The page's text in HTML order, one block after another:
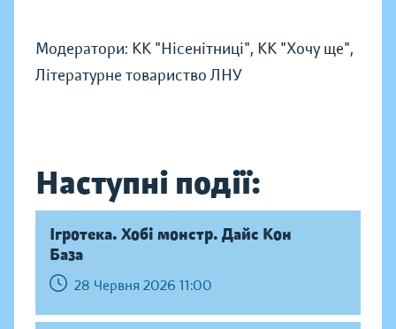
Модератори: КК "Нісенітниці", КК "Хочу ще",
Літературне товариство ЛНУ
Наступні події:
Ігротека. Хобі монстр. Дайс Кон
База
28 Червня 2026 11:00